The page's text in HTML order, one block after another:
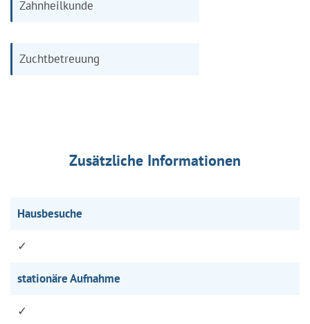
Zahnheilkunde
Zuchtbetreuung
Zusätzliche Informationen
Hausbesuche
✓
stationäre Aufnahme
✓